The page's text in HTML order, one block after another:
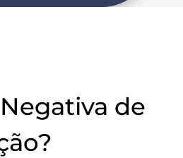
de